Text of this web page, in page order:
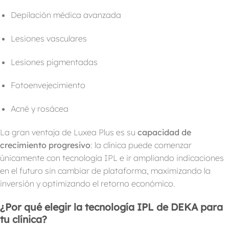
Depilación médica avanzada
Lesiones vasculares
Lesiones pigmentadas
Fotoenvejecimiento
Acné y rosácea
La gran ventaja de Luxea Plus es su capacidad de
crecimiento progresivo: la clínica puede comenzar
únicamente con tecnología IPL e ir ampliando indicaciones
en el futuro sin cambiar de plataforma, maximizando la
inversión y optimizando el retorno económico.
¿Por qué elegir la tecnología IPL de DEKA para
tu clínica?